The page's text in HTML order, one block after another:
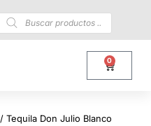
0
/ Tequila Don Julio Blanco